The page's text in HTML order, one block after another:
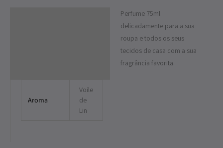
Perfume 75ml
delicadamente para a sua
roupa e todos os seus
tecidos de casa com a sua
fragrância favorita.
Aroma
Voile
de
Lin